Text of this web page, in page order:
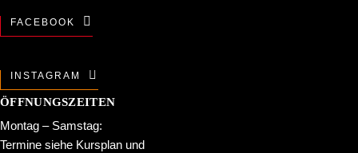
FACEBOOK
INSTAGRAM
ÖFFNUNGSZEITEN
Montag – Samstag:
Termine siehe Kursplan und